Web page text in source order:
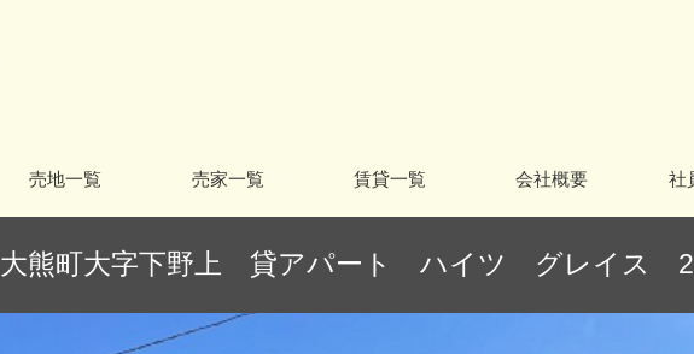
売地一覧 売家一覧 賃貸一覧 会社概要 社
大熊町大字下野上 貸アパート ハイツ グレイス